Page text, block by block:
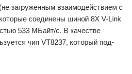
загруженным взаимодействием с
соединены шиной 8Х V-Link
533 МБайт/с. В качестве
чип VT8237, который под­